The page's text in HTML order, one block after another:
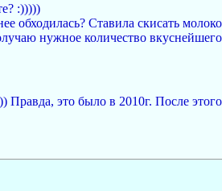
:)))))
обходилась? Ставила скисать
нужное количество
это было в 2010г. После